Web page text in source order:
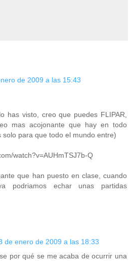
de 2009 a las 15:43
has visto, creo que puedes FLIPAR,
mas acojonante que hay en todo
solo para que todo el mundo entre)
watch?v=AUHmTSJ7b-Q
que han puesto en clase, cuando
podriamos echar unas partidas
de enero de 2009 a las 18:33
por qué se me acaba de ocurrir una